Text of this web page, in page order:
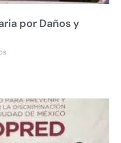
por Daños y